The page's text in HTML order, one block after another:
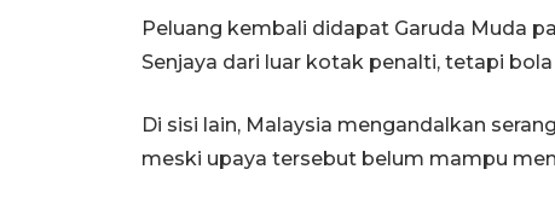
Peluang kembali didapat Garuda Muda
Senjaya dari luar kotak penalti, tetapi
Di sisi lain, Malaysia mengandalkan
meski upaya tersebut belum mampu